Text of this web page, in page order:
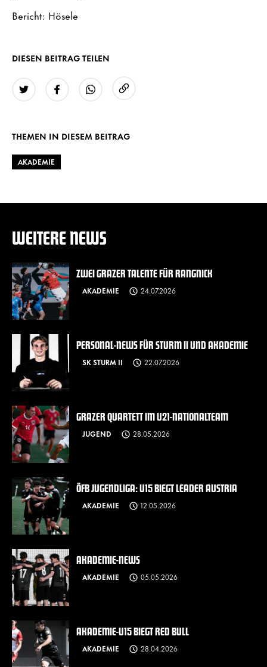
Bericht: Hösele
DIESEN BEITRAG TEILEN
THEMEN IN DIESEM BEITRAG
AKADEMIE
WEITERE NEWS
ZWEI GRAZER TALENTE FÜR RANGNICK
AKADEMIE 24.07.2026
PERSONAL-NEWS FÜR STURM II UND AKADEMIE
SK STURM II 22.07.2026
GRAZER QUARTETT IM U21-NATIONALTEAM
JUGEND 28.05.2026
ÖFB JUGENDLIGA: U15 BIEGT LEADER AUSTRIA
AKADEMIE 12.05.2026
AKADEMIE-NEWS
AKADEMIE 05.05.2026
AKADEMIE-U15 BIEGT RED BULL
AKADEMIE 28.04.2026